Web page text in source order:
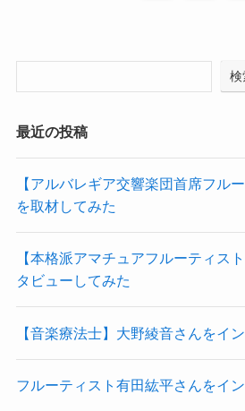
検
最近の投稿
【アルバレギア交響楽団首席フル
を取材してみた
【本格派アマチュアフルーティス
タビューしてみた
【音楽療法士】大野綾音さんをイ
フルーティスト有田紘平さんをイ